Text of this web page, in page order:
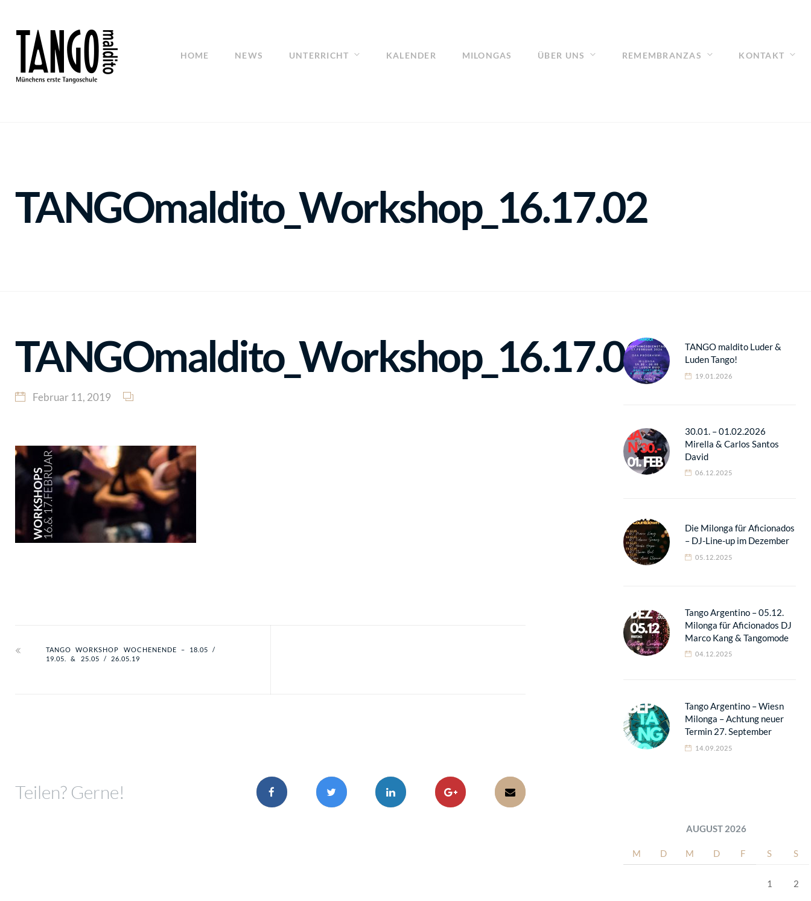
HOME NEWS UNTERRICHT KALENDER MILONGAS ÜBER UNS REMEMBRANZAS KONTAKT
TANGOmaldito_Workshop_16.17.02
TANGOmaldito_Workshop_16.17.02
Februar 11, 2019
TANGO WORKSHOP WOCHENENDE – 18.05 /
19.05. & 25.05 / 26.05.19
Teilen? Gerne!
TANGO maldito Luder &
Luden Tango!
19.01.2026
30.01. – 01.02.2026
Mirella & Carlos Santos
David
06.12.2025
Die Milonga für Aficionados
– DJ-Line-up im Dezember
05.12.2025
Tango Argentino – 05.12.
Milonga für Aficionados DJ
Marco Kang & Tangomode
04.12.2025
Tango Argentino – Wiesn
Milonga – Achtung neuer
Termin 27. September
14.09.2025
AUGUST 2026
M D M D F S S
1 2